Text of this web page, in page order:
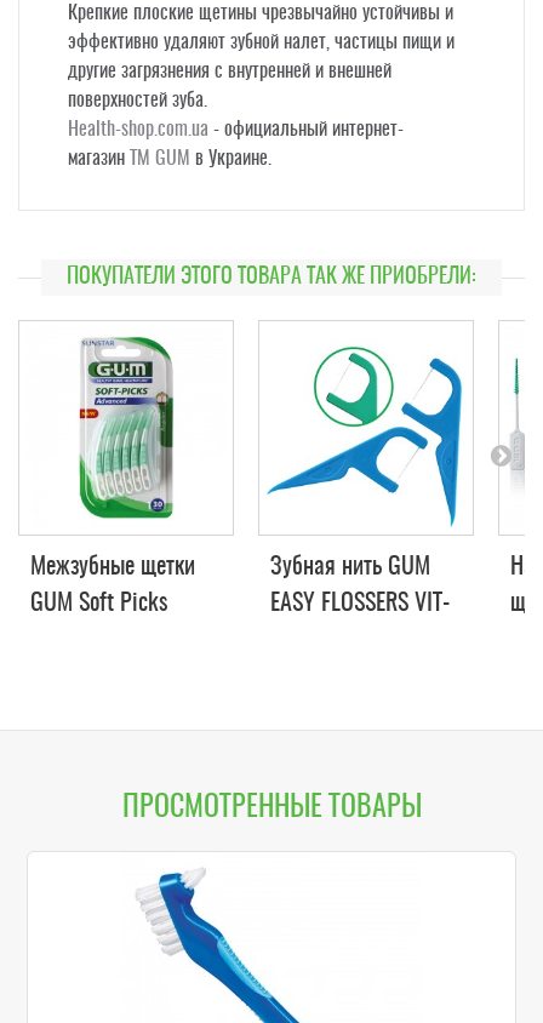
Крепкие плоские щетины чрезвычайно устойчивы и
эффективно удаляют зубной налет, частицы пищи и
другие загрязнения с внутренней и внешней
поверхностей зуба.
Health-shop.com.ua - официальный интернет-
магазин
ТМ GUM в Украине.
ПОКУПАТЕЛИ ЭТОГО ТОВАРА ТАК ЖЕ ПРИОБРЕЛИ:
Межзубные щетки
GUM Soft Picks
Зубная нить GUM
EASY FLOSSERS VIT-
ПРОСМОТРЕННЫЕ ТОВАРЫ